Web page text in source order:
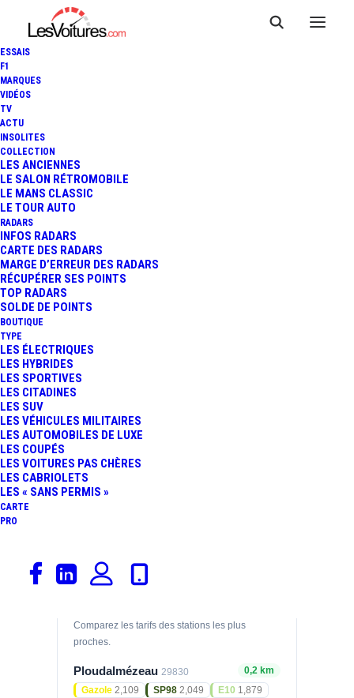
ESSAIS
F1
MARQUES
VIDÉOS
TV
ACTU
INSOLITES
COLLECTION
LES ANCIENNES
LE SALON RÉTROMOBILE
LE MANS CLASSIC
LE TOUR AUTO
RADARS
INFOS RADARS
CARTE DES RADARS
MARGE D’ERREUR DES RADARS
RÉCUPÉRER SES POINTS
TOP RADARS
SOLDE DE POINTS
BOUTIQUE
TYPE
LES ÉLECTRIQUES
LES HYBRIDES
LES SPORTIVES
LES CITADINES
LES SUV
LES VÉHICULES MILITAIRES
LES AUTOMOBILES DE LUXE
LES COUPÉS
LES VOITURES PAS CHÈRES
LES CABRIOLETS
LES « SANS PERMIS »
CARTE
PRO
2,190€/L
04/08/2026
Comparez les tarifs des stations les plus
proches.
Ploudalmézeau 29830
0,2 km
Gazole 2,109 SP98 2,049 E10 1,879